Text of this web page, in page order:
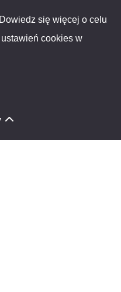
się więcej o celu
cookies w